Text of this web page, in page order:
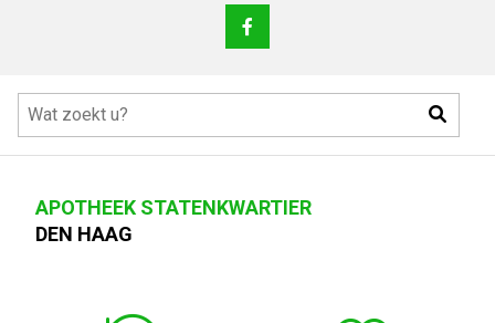
Bezoek
facebook
APOTHEEK STATENKWARTIER
DEN HAAG